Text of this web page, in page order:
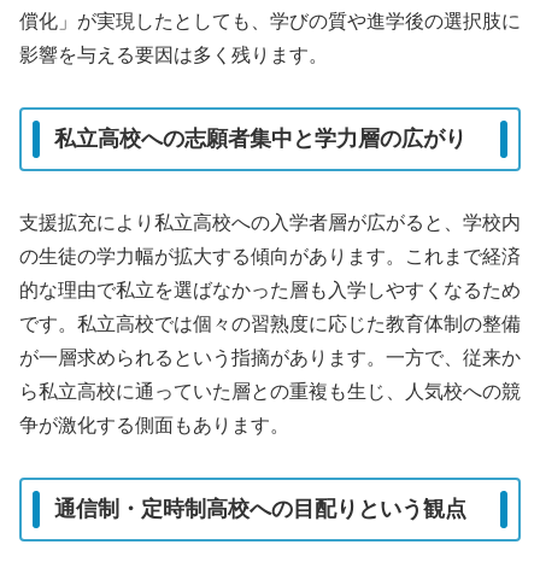
償化」が実現したとしても、学びの質や進学後の選択肢に
影響を与える要因は多く残ります。
私立高校への志願者集中と学力層の広がり
支援拡充により私立高校への入学者層が広がると、学校内
の生徒の学力幅が拡大する傾向があります。これまで経済
的な理由で私立を選ばなかった層も入学しやすくなるため
です。私立高校では個々の習熟度に応じた教育体制の整備
が一層求められるという指摘があります。一方で、従来か
ら私立高校に通っていた層との重複も生じ、人気校への競
争が激化する側面もあります。
通信制・定時制高校への目配りという観点